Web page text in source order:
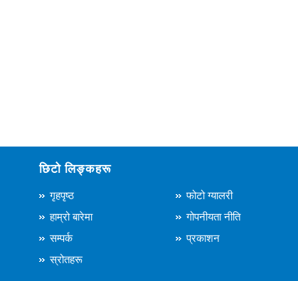
छिटो लिङ्कहरू
गृहपृष्ठ
फोटो ग्यालरी
हाम्रो बारेमा
गोपनीयता नीति
सम्पर्क
प्रकाशन
स्रोतहरू